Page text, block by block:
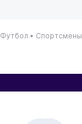
Футбол • Спортсмены